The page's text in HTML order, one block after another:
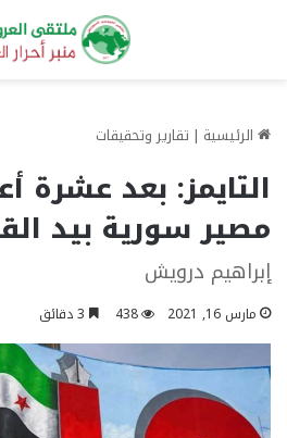
الرئيسية | تقارير وتحقيقات
التايمز: بعد عشرة
مصير سورية بيد
إبراهيم درويش
مارس 16, 2021 438